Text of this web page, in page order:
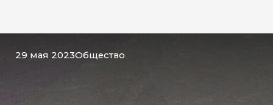
29 мая 2023Общество